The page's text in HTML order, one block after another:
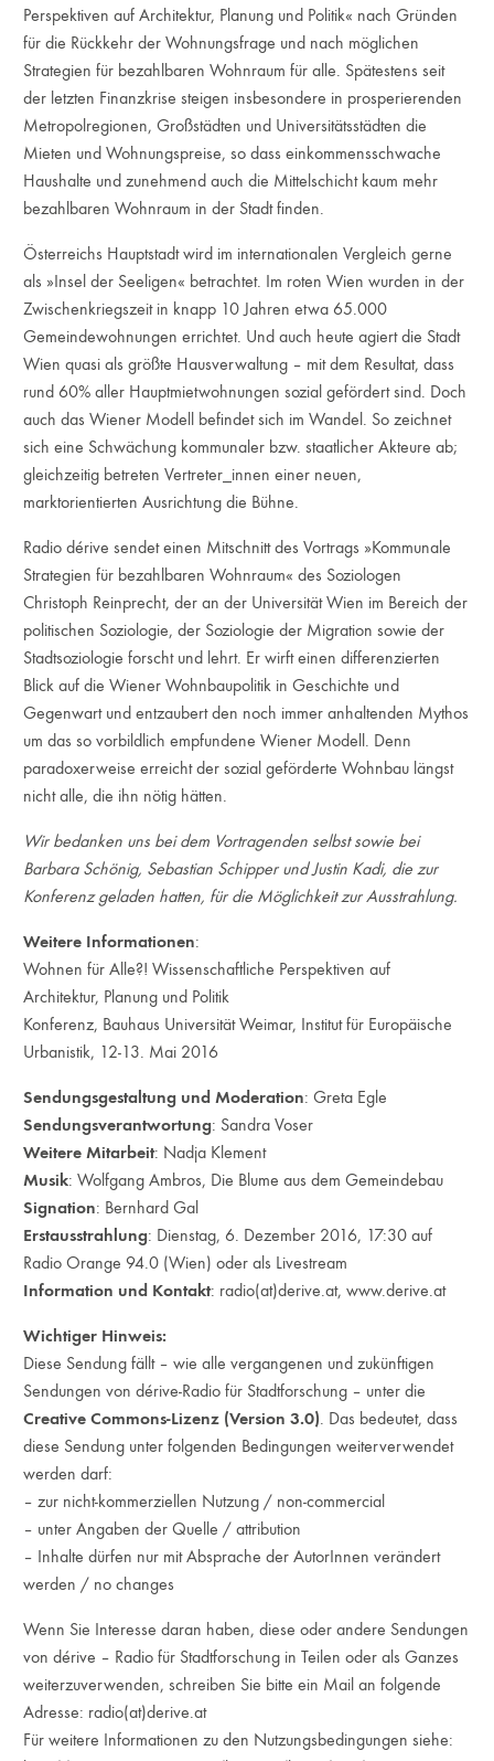
Perspektiven auf Architektur, Planung und Politik« nach Gründen
für die Rückkehr der Wohnungsfrage und nach möglichen
Strategien für bezahlbaren Wohnraum für alle. Spätestens seit
der letzten Finanzkrise steigen insbesondere in prosperierenden
Metropolregionen, Großstädten und Universitätsstädten die
Mieten und Wohnungspreise, so dass einkommensschwache
Haushalte und zunehmend auch die Mittelschicht kaum mehr
bezahlbaren Wohnraum in der Stadt finden.
Österreichs Hauptstadt wird im internationalen Vergleich gerne
als »Insel der Seeligen« betrachtet. Im roten Wien wurden in der
Zwischenkriegszeit in knapp 10 Jahren etwa 65.000
Gemeindewohnungen errichtet. Und auch heute agiert die Stadt
Wien quasi als größte Hausverwaltung – mit dem Resultat, dass
rund 60% aller Hauptmietwohnungen sozial gefördert sind. Doch
auch das Wiener Modell befindet sich im Wandel. So zeichnet
sich eine Schwächung kommunaler bzw. staatlicher Akteure ab;
gleichzeitig betreten Vertreter_innen einer neuen,
marktorientierten Ausrichtung die Bühne.
Radio dérive sendet einen Mitschnitt des Vortrags »Kommunale
Strategien für bezahlbaren Wohnraum« des Soziologen
Christoph Reinprecht, der an der Universität Wien im Bereich der
politischen Soziologie, der Soziologie der Migration sowie der
Stadtsoziologie forscht und lehrt. Er wirft einen differenzierten
Blick auf die Wiener Wohnbaupolitik in Geschichte und
Gegenwart und entzaubert den noch immer anhaltenden Mythos
um das so vorbildlich empfundene Wiener Modell. Denn
paradoxerweise erreicht der sozial geförderte Wohnbau längst
nicht alle, die ihn nötig hätten.
Wir bedanken uns bei dem Vortragenden selbst sowie bei
Barbara Schönig, Sebastian Schipper und Justin Kadi, die zur
Konferenz geladen hatten, für die Möglichkeit zur Ausstrahlung.
Weitere Informationen:
Wohnen für Alle?! Wissenschaftliche Perspektiven auf
Architektur, Planung und Politik
Konferenz, Bauhaus Universität Weimar, Institut für Europäische
Urbanistik, 12-13. Mai 2016
Sendungsgestaltung und Moderation: Greta Egle
Sendungsverantwortung: Sandra Voser
Weitere Mitarbeit: Nadja Klement
Musik: Wolfgang Ambros, Die Blume aus dem Gemeindebau
Signation: Bernhard Gal
Erstausstrahlung: Dienstag, 6. Dezember 2016, 17:30 auf
Radio Orange 94.0 (Wien) oder als Livestream
Information und Kontakt: radio(at)derive.at,www.derive.at
Wichtiger Hinweis:
Diese Sendung fällt – wie alle vergangenen und zukünftigen
Sendungen von dérive-Radio für Stadtforschung – unter die
Creative Commons-Lizenz (Version 3.0). Das bedeutet, dass
diese Sendung unter folgenden Bedingungen weiterverwendet
werden darf:
– zur nicht-kommerziellen Nutzung / non-commercial
– unter Angaben der Quelle / attribution
– Inhalte dürfen nur mit Absprache der AutorInnen verändert
werden / no changes
Wenn Sie Interesse daran haben, diese oder andere Sendungen
von dérive – Radio für Stadtforschung in Teilen oder als Ganzes
weiterzuverwenden, schreiben Sie bitte ein Mail an folgende
Adresse: radio(at)derive.at
Für weitere Informationen zu den Nutzungsbedingungen siehe: